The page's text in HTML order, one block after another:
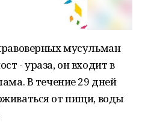
мусульман
- ураза, он входит в
В течение 29 дней
от пищи, воды